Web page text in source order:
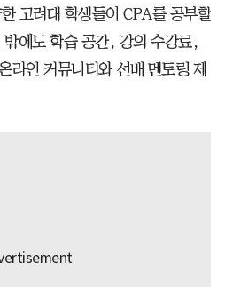
고려대 학생들이 CPA를 공부할
에도 학습 공간, 강의 수강료,
라인 커뮤니티와 선배 멘토링 제